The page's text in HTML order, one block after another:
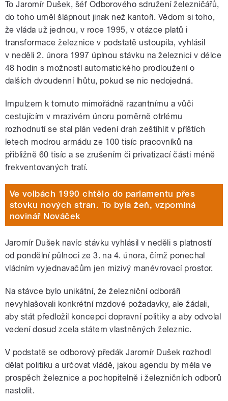
To Jaromír Dušek, šéf Odborového sdružení železničářů,
do toho uměl šlápnout jinak než kantoři. Vědom si toho,
že vláda už jednou, v roce 1995, v otázce platů i
transformace železnice v podstatě ustoupila, vyhlásil
v neděli 2. února 1997 úplnou stávku na železnici v délce
48 hodin s možností automatického prodloužení o
dalších dvoudenní lhůtu, pokud se nic nedojedná.
Impulzem k tomuto mimořádně razantnímu a vůči
cestujícím v mrazivém únoru poměrně otrlému
rozhodnutí se stal plán vedení drah zeštíhlit v příštích
letech modrou armádu ze 100 tisíc pracovníků na
přibližně 60 tisíc a se zrušením či privatizací části méně
frekventovaných tratí.
Ve volbách 1990 chtělo do parlamentu přes
stovku nových stran. To byla žeň, vzpomíná
novinář Nováček
Jaromír Dušek navíc stávku vyhlásil v neděli s platností
od pondělní půlnoci ze 3. na 4. února, čímž ponechal
vládním vyjednavačům jen mizivý manévrovací prostor.
Na stávce bylo unikátní, že železniční odboráři
nevyhlašovali konkrétní mzdové požadavky, ale žádali,
aby stát předložil koncepci dopravní politiky a aby odvolal
vedení dosud zcela státem vlastněných železnic.
V podstatě se odborový předák Jaromír Dušek rozhodl
dělat politiku a určovat vládě, jakou agendu by měla ve
prospěch železnice a pochopitelně i železničních odborů
nastolit.